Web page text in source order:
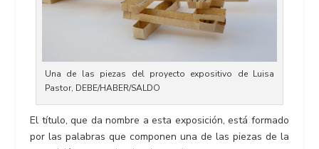
Una de las piezas del proyecto expositivo de Luisa
Pastor, DEBE/HABER/SALDO
El título, que da nombre a esta exposición, está formado
por las palabras que componen una de las piezas de la